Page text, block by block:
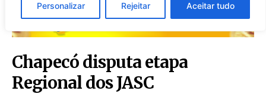
Personalizar Rejeitar Aceitar tudo
Chapecó disputa etapa
Regional dos JASC